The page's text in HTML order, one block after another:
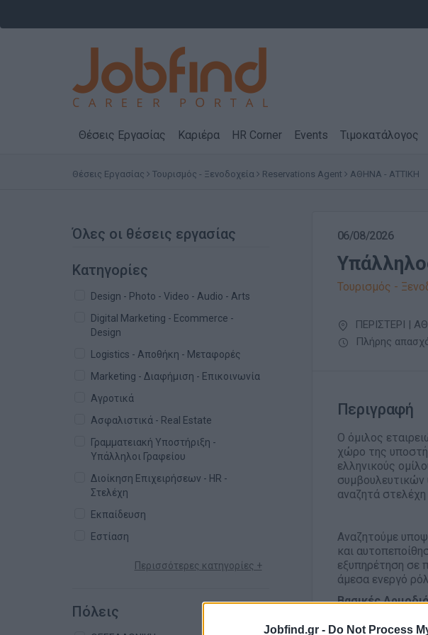
Jobfind.gr - Do Not Process
Θέσεις Εργασίας Καριέρα HR Corner Events Τιμοκατάλογος
Θέσεις Εργασίας Τουρισμός - Ξενοδοχεία Reservations Agent ΑΘΗΝΑ - ΑΤΤΙΚΗ
Όλες οι θέσεις εργασίας
Κατηγορίες
Design - Photo - Video - Audio - Arts
Digital Marketing - Ecommerce -
Design
Logistics - Αποθήκη - Μεταφορές
Marketing - Διαφήμιση - Επικοινωνία
Αγροτικά
Ασφαλιστικά - Real Estate
Γραμματειακή Υποστήριξη -
Υπάλληλοι Γραφείου
Διοίκηση Επιχειρήσεων - HR -
Στελέχη
Εκπαίδευση
Εστίαση
Περισσότερες κατηγορίες +
Πόλεις
06/08/2026
Τουρισμός -
ΠΕΡΙΣΤΕΡΙ |
Πλήρης
Περιγραφή
Ο όμιλος
χώρο της
ελληνικούς
συμβουλευτικών
αναζητά στελέχη
Αναζητούμε
και
εξυπηρέτηση σε
άμεσα ενεργό
Βασικές
Έκδοση και